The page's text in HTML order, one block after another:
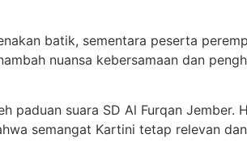
batik, sementara peserta
nuansa kebersamaan dan
paduan suara SD Al Furqan Jember.
semangat Kartini tetap relevan